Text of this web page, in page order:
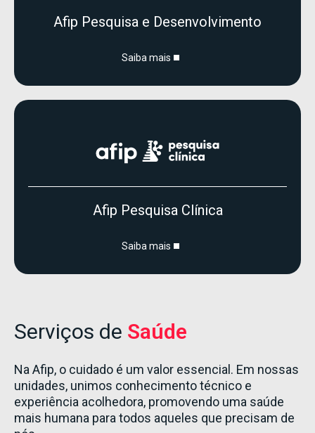
Afip Pesquisa e Desenvolvimento
Saiba mais
Afip Pesquisa Clínica
Saiba mais
Serviços de Saúde
Na Afip, o cuidado é um valor essencial. Em nossas
unidades, unimos conhecimento técnico e
experiência acolhedora, promovendo uma saúde
mais humana para todos aqueles que precisam de